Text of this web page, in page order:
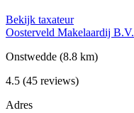
Bekijk taxateur
Oosterveld Makelaardij B.V.
Onstwedde (8.8 km)
4.5 (45 reviews)
Adres